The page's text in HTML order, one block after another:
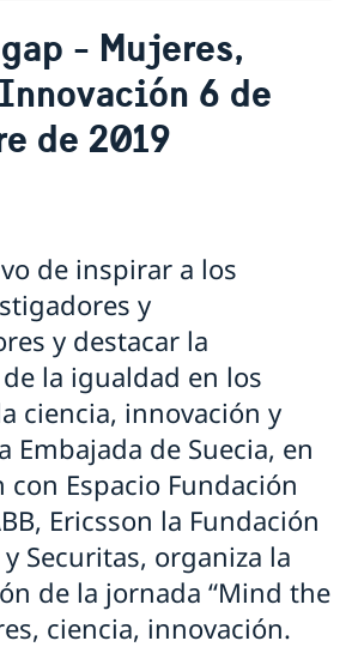
de Protección de Datos (RGPD)
a documentos públicos
cultural y comercial
- Mujeres,
6 de
de 2019
de inspirar a los
y
y destacar la
la igualdad en los
ciencia, innovación y
Embajada de Suecia, en
con Espacio Fundación
Ericsson la Fundación
Securitas, organiza la
de la jornada “Mind the
ciencia, innovación.